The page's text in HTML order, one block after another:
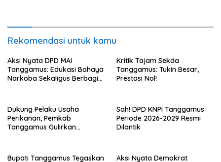
Rekomendasi untuk kamu
Aksi Nyata DPD MAI
Tanggamus: Edukasi Bahaya
Narkoba Sekaligus Berbagi
Kritik Tajam Sekda
Tanggamus: Tukin Besar,
Prestasi Nol!
Dukung Pelaku Usaha
Perikanan, Pemkab
Tanggamus Gulirkan
Sah! DPD KNPI Tanggamus
Periode 2026-2029 Resmi
Dilantik
Bupati Tanggamus Tegaskan
Aksi Nyata Demokrat